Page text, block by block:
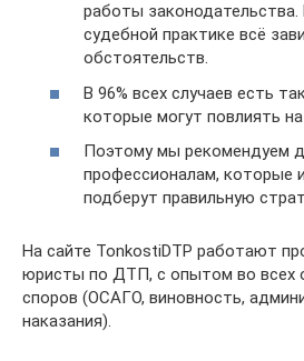
работы
судебной практике всё
обстоятельств.
В 96% всех случаев есть
которые могут повлиять на
Поэтому мы рекомендуем
профессионалам, которые
подберут правильную
На сайте TonkostiDTP работают
юристы по ДТП, с опытом во всех
споров (ОСАГО, виновность,
наказания).